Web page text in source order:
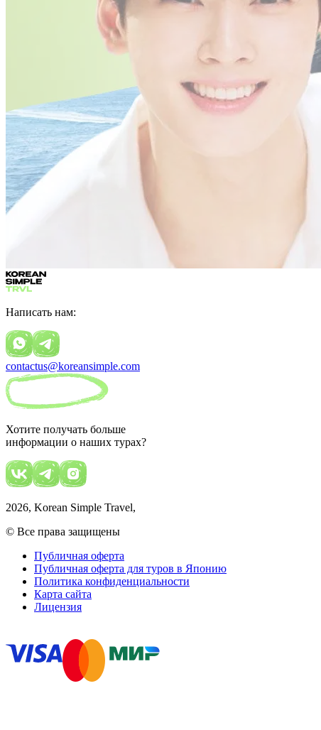
Написать нам:
contactus@koreansimple.com
Хотите получать больше
информации о наших турах?
2026, Korean Simple Travel,
© Все права защищены
Публичная оферта
Публичная оферта для туров в Японию
Политика конфиденциальности
Карта сайта
Лицензия